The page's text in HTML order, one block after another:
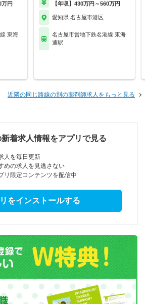
万円
東海
【年収】430万円～560万円
愛知県 名古屋市港区
名古屋市営地下鉄名港線 東海
通駅
近隣の同じ路線の別の薬剤師求人をもっと見る
着求人情報をアプリで見る
人を毎日更新
めの求人を見逃さない
リ限定コンテンツを配信中
をインストールする